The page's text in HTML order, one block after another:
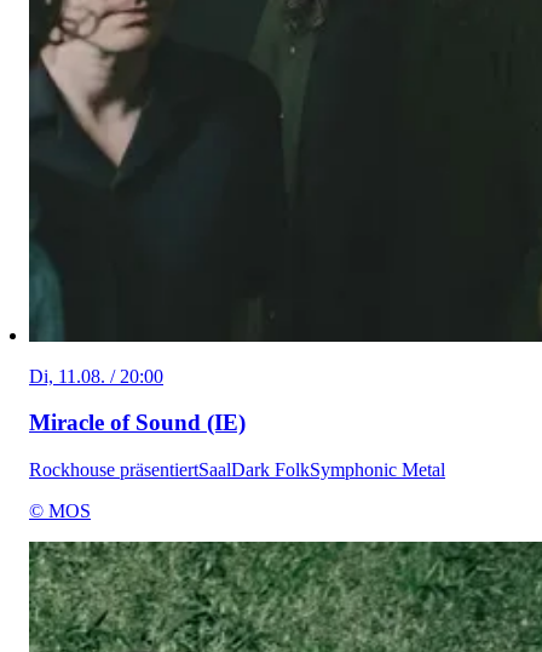
Di, 11.08. / 20:00
Miracle of Sound (IE)
Rockhouse präsentiertSaalDark FolkSymphonic Metal
© MOS